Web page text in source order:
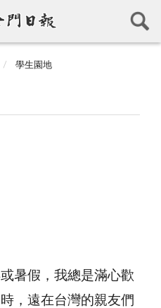
學生園地
假，我總是滿心歡
，遠在台灣的親友們